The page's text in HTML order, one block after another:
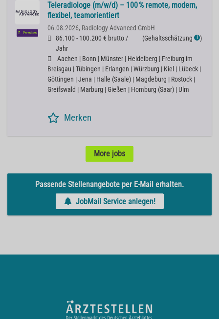
Premium
Teleradiologe (m/w/d) – 100 % remote, modern,
flexibel, teamorientiert
06.08.2026, Radiology Advanced GmbH
86.100 - 100.200 € brutto /
Jahr
(Gehaltsschätzung ℹ )
Aachen | Bonn | Münster | Heidelberg | Freiburg im
Breisgau | Tübingen | Erlangen | Würzburg | Kiel | Lübeck |
Göttingen | Jena | Halle (Saale) | Magdeburg | Rostock |
Greifswald | Marburg | Gießen | Homburg (Saar) | Ulm
Merken
More jobs
Passende Stellenangebote per E-Mail erhalten.
JobMail Service anlegen!